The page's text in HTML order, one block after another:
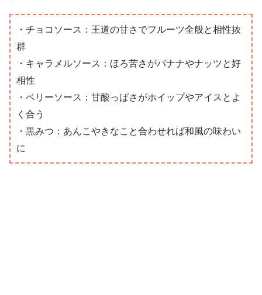
・チョコソース：王道の甘さでフルーツ全般と相性抜
群
・キャラメルソース：ほろ苦さがバナナやナッツと好
相性
・ベリーソース：甘酸っぱさがホイップやアイスとよ
く合う
・黒みつ：あんこやきなこと合わせれば和風の味わい
に